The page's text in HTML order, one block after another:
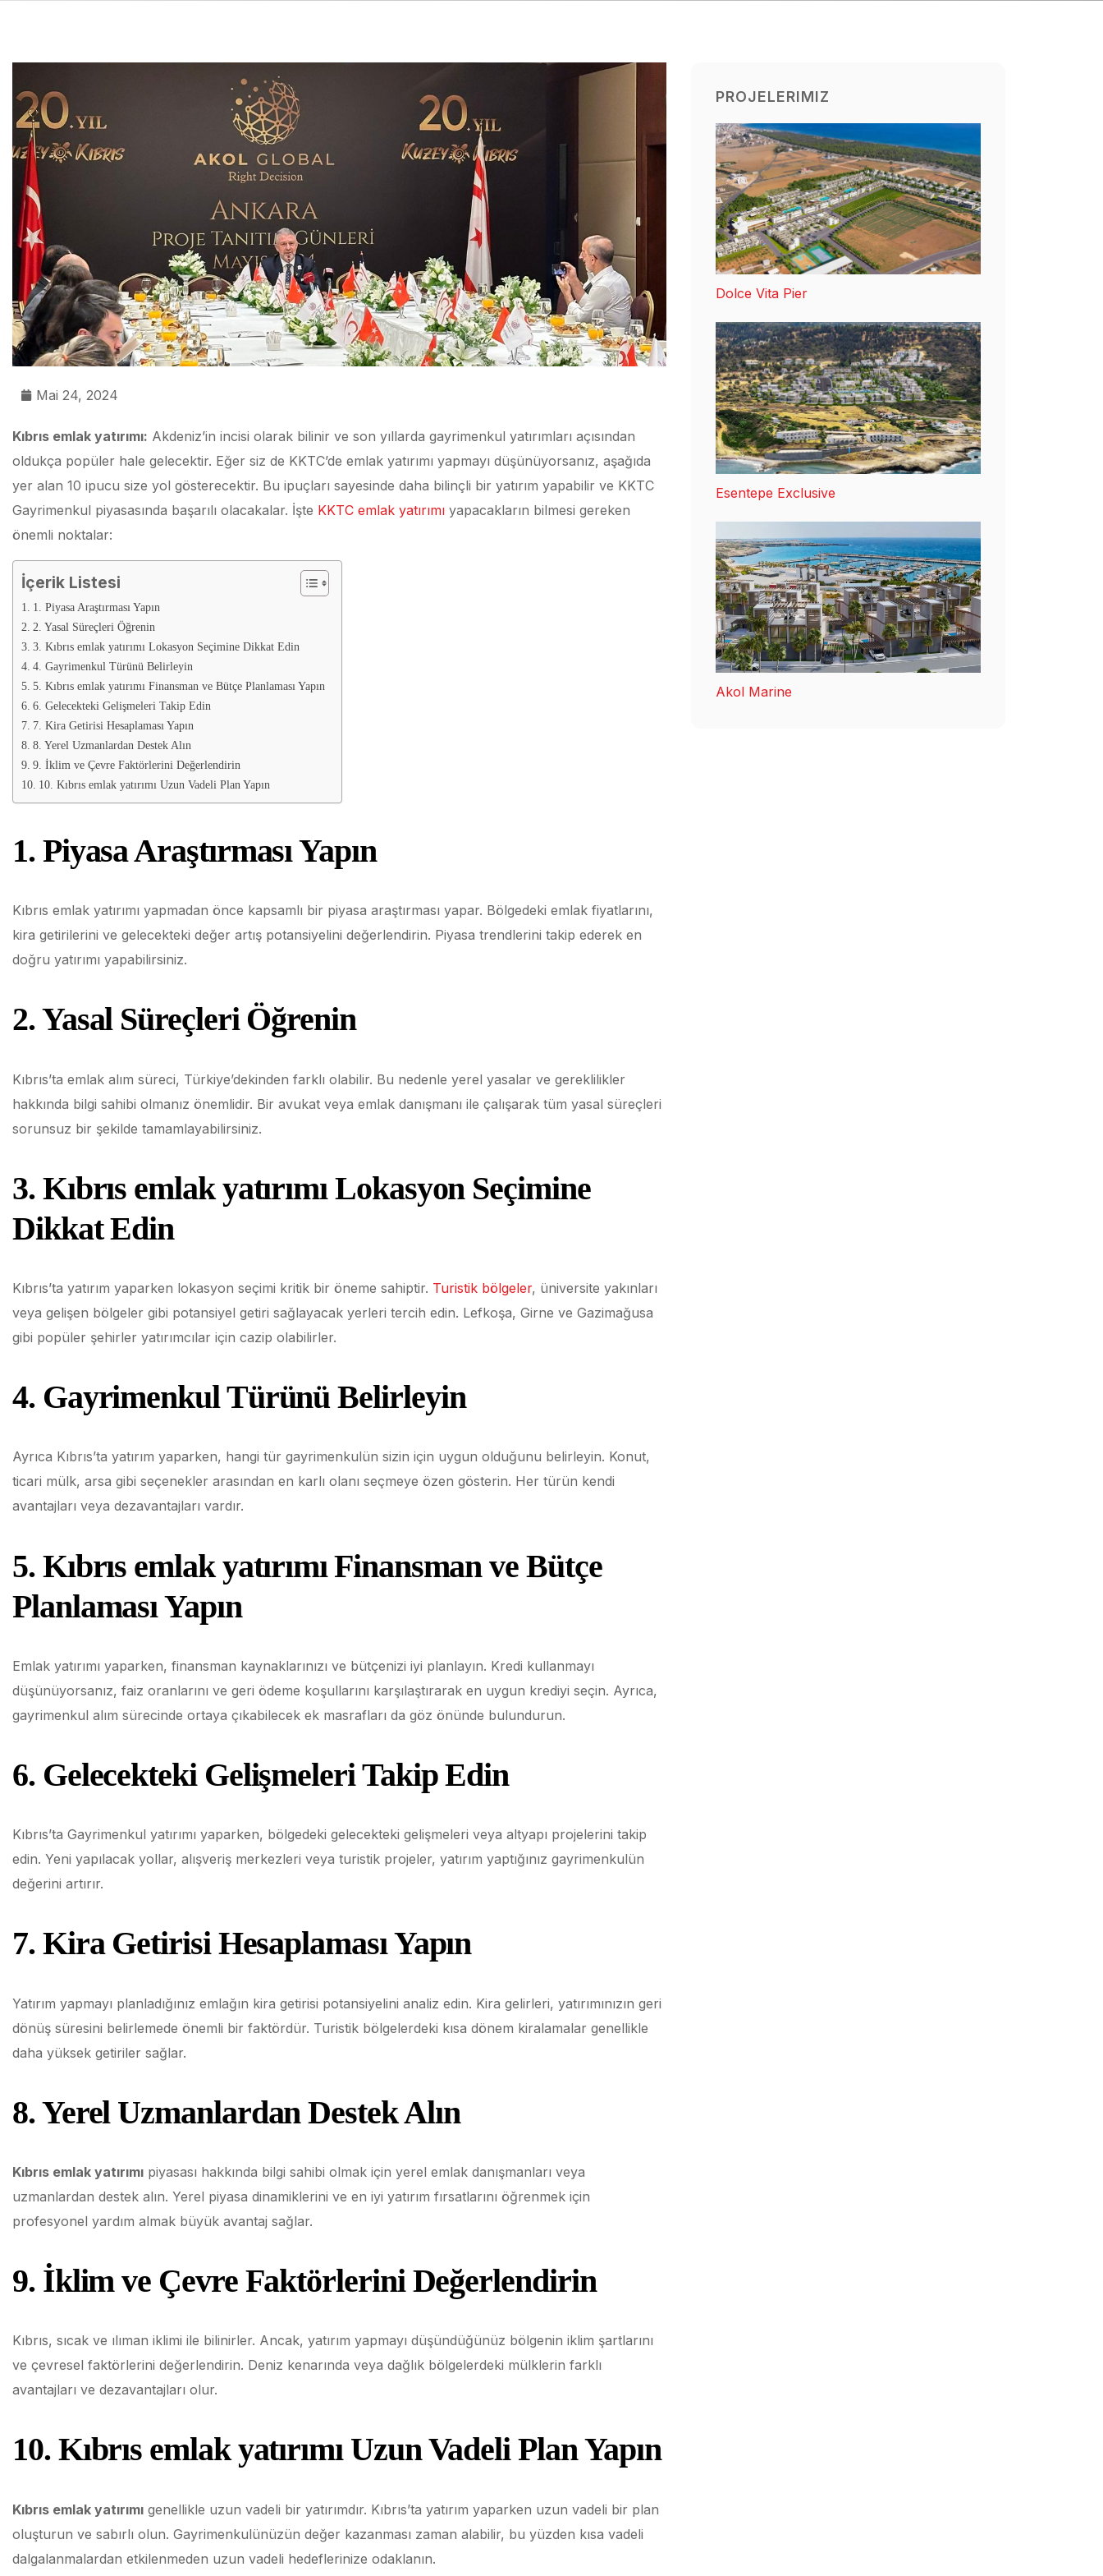
Mai 24, 2024
Kıbrıs emlak yatırımı: Akdeniz’in incisi olarak bilinir ve son yıllarda gayrimenkul yatırımları açısından
oldukça popüler hale gelecektir. Eğer siz de KKTC’de emlak yatırımı yapmayı düşünüyorsanız, aşağıda
yer alan 10 ipucu size yol gösterecektir. Bu ipuçları sayesinde daha bilinçli bir yatırım yapabilir ve KKTC
Gayrimenkul piyasasında başarılı olacakalar. İşte KKTC emlak yatırımı yapacakların bilmesi gereken
önemli noktalar:
İçerik Listesi
1. Piyasa Araştırması Yapın
2. Yasal Süreçleri Öğrenin
3. Kıbrıs emlak yatırımı Lokasyon Seçimine Dikkat Edin
4. Gayrimenkul Türünü Belirleyin
5. Kıbrıs emlak yatırımı Finansman ve Bütçe Planlaması Yapın
6. Gelecekteki Gelişmeleri Takip Edin
7. Kira Getirisi Hesaplaması Yapın
8. Yerel Uzmanlardan Destek Alın
9. İklim ve Çevre Faktörlerini Değerlendirin
10. Kıbrıs emlak yatırımı Uzun Vadeli Plan Yapın
1. Piyasa Araştırması Yapın
Kıbrıs emlak yatırımı yapmadan önce kapsamlı bir piyasa araştırması yapar. Bölgedeki emlak fiyatlarını,
kira getirilerini ve gelecekteki değer artış potansiyelini değerlendirin. Piyasa trendlerini takip ederek en
doğru yatırımı yapabilirsiniz.
2. Yasal Süreçleri Öğrenin
Kıbrıs’ta emlak alım süreci, Türkiye’dekinden farklı olabilir. Bu nedenle yerel yasalar ve gereklilikler
hakkında bilgi sahibi olmanız önemlidir. Bir avukat veya emlak danışmanı ile çalışarak tüm yasal süreçleri
sorunsuz bir şekilde tamamlayabilirsiniz.
3. Kıbrıs emlak yatırımı Lokasyon Seçimine
Dikkat Edin
Kıbrıs’ta yatırım yaparken lokasyon seçimi kritik bir öneme sahiptir. Turistik bölgeler, üniversite yakınları
veya gelişen bölgeler gibi potansiyel getiri sağlayacak yerleri tercih edin. Lefkoşa, Girne ve Gazimağusa
gibi popüler şehirler yatırımcılar için cazip olabilirler.
4. Gayrimenkul Türünü Belirleyin
Ayrıca Kıbrıs’ta yatırım yaparken, hangi tür gayrimenkulün sizin için uygun olduğunu belirleyin. Konut,
ticari mülk, arsa gibi seçenekler arasından en karlı olanı seçmeye özen gösterin. Her türün kendi
avantajları veya dezavantajları vardır.
5. Kıbrıs emlak yatırımıFinansman ve Bütçe
Planlaması Yapın
Emlak yatırımı yaparken, finansman kaynaklarınızı ve bütçenizi iyi planlayın. Kredi kullanmayı
düşünüyorsanız, faiz oranlarını ve geri ödeme koşullarını karşılaştırarak en uygun krediyi seçin. Ayrıca,
gayrimenkul alım sürecinde ortaya çıkabilecek ek masrafları da göz önünde bulundurun.
6. Gelecekteki Gelişmeleri Takip Edin
Kıbrıs’ta Gayrimenkul yatırımı yaparken, bölgedeki gelecekteki gelişmeleri veya altyapı projelerini takip
edin. Yeni yapılacak yollar, alışveriş merkezleri veya turistik projeler, yatırım yaptığınız gayrimenkulün
değerini artırır.
7. Kira Getirisi Hesaplaması Yapın
Yatırım yapmayı planladığınız emlağın kira getirisi potansiyelini analiz edin. Kira gelirleri, yatırımınızın geri
dönüş süresini belirlemede önemli bir faktördür. Turistik bölgelerdeki kısa dönem kiralamalar genellikle
daha yüksek getiriler sağlar.
8. Yerel Uzmanlardan Destek Alın
Kıbrıs emlak yatırımı piyasası hakkında bilgi sahibi olmak için yerel emlak danışmanları veya
uzmanlardan destek alın. Yerel piyasa dinamiklerini ve en iyi yatırım fırsatlarını öğrenmek için
profesyonel yardım almak büyük avantaj sağlar.
9. İklim ve Çevre Faktörlerini Değerlendirin
Kıbrıs, sıcak ve ılıman iklimi ile bilinirler. Ancak, yatırım yapmayı düşündüğünüz bölgenin iklim şartlarını
ve çevresel faktörlerini değerlendirin. Deniz kenarında veya dağlık bölgelerdeki mülklerin farklı
avantajları ve dezavantajları olur.
10. Kıbrıs emlak yatırımıUzun Vadeli Plan Yapın
Kıbrıs emlak yatırımı genellikle uzun vadeli bir yatırımdır. Kıbrıs’ta yatırım yaparken uzun vadeli bir plan
oluşturun ve sabırlı olun. Gayrimenkulünüzün değer kazanması zaman alabilir, bu yüzden kısa vadeli
dalgalanmalardan etkilenmeden uzun vadeli hedeflerinize odaklanın.
PROJELERIMIZ
Dolce Vita Pier
Esentepe Exclusive
Akol Marine